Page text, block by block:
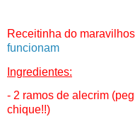
Receitinha do
funcionam
Ingredientes:
- 2 ramos de alecrim
chique!!)